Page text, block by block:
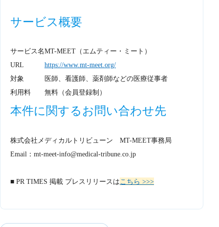
サービス概要
サービス名MT-MEET（エムティー・ミート）
URL
https://www.mt-meet.org/
対象
医師、看護師、薬剤師などの医療従事者
利用料
無料（会員登録制）
本件に関するお問い合わせ先
株式会社メディカルトリビューン MT-MEET事務局
Email：mt-meet-info@medical-tribune.co.jp
■ PR TIMES 掲載 プレスリリースはこちら >>>